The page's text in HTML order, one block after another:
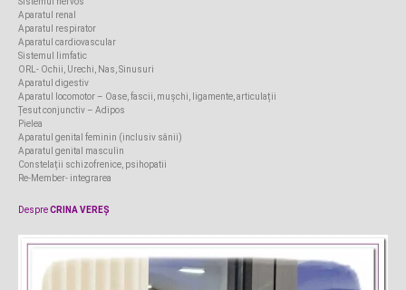
Aparatul renal
Aparatul respirator
Aparatul cardiovascular
Sistemul limfatic
ORL- Ochii, Urechi, Nas, Sinusuri
Aparatul digestiv
Aparatul locomotor – Oase, fascii, mușchi, ligamente, articulații
Țesut conjunctiv – Adipos
Pielea
Aparatul genital feminin (inclusiv sânii)
Aparatul genital masculin
Constelații schizofrenice, psihopatii
Re-Member- integrarea
DespreCRINA VEREȘ